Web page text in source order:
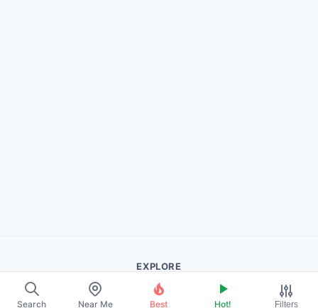
Search Near Me Best Hot! Filters
EXPLORE
About Us